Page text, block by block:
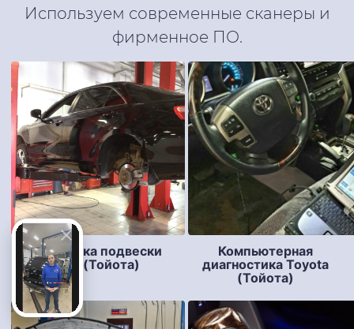
Используем современные сканеры и
фирменное ПО.
Диагностика подвески
Toyota (Тойота)
Компьютерная
диагностика Toyota
(Тойота)